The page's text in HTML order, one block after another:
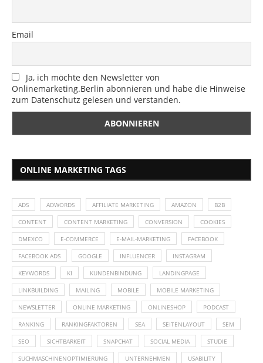
Email
Ja, ich möchte den Newsletter von
Onlinemarketing.Berlin abonnieren und habe die Hinweise
zum Datenschutz gelesen und verstanden.
ONLINE MARKETING TAGS
ADS ADWORDS AFFILIATE MARKETING AMAZON B2B
CONTENT CONTENT MARKETING CONVERSION COOKIES
DMEXCO E-COMMERCE E-MAIL-MARKETING FACEBOOK
FACEBOOK ADS GOOGLE INFLUENCER INSTAGRAM
KEYWORDS KI KUNDENBINDUNG LANDINGPAGE
LINKBUILDING MAILING MOBILE MOBILE MARKETING
NEWSLETTER ONLINE MARKETING ONLINESHOP PODCAST
RANKING RANKINGFAKTOREN SEA SEITENLAYOUT SEM
SEO SICHTBARKEIT SNAPCHAT SOCIAL MEDIA STUDIE
SUCHMASCHINENOPTIMIERUNG UNTERNEHMEN USABILITY